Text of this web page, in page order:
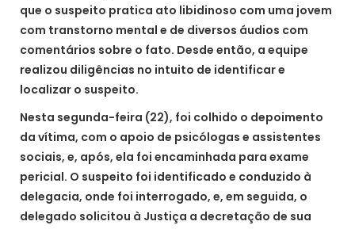
que o suspeito pratica ato libidinoso com uma jovem
com transtorno mental e de diversos áudios com
comentários sobre o fato. Desde então, a equipe
realizou diligências no intuito de identificar e
localizar o suspeito.
Nesta segunda-feira (22), foi colhido o depoimento
da vítima, com o apoio de psicólogas e assistentes
sociais, e, após, ela foi encaminhada para exame
pericial. O suspeito foi identificado e conduzido à
delegacia, onde foi interrogado, e, em seguida, o
delegado solicitou à Justiça a decretação de sua